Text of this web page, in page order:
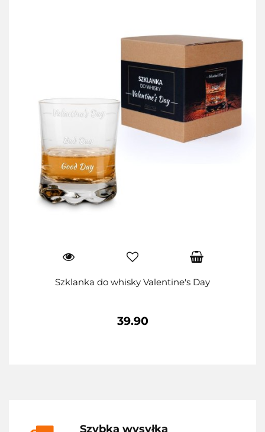
Szklanka do whisky Valentine's Day
39.90
Szybka wysyłka